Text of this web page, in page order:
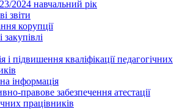
2024 навчальний рік
звіти
корупції
закупівлі
і підвишення кваліфікації педагогічних
інформація
правове забезпечення атестації
працівників